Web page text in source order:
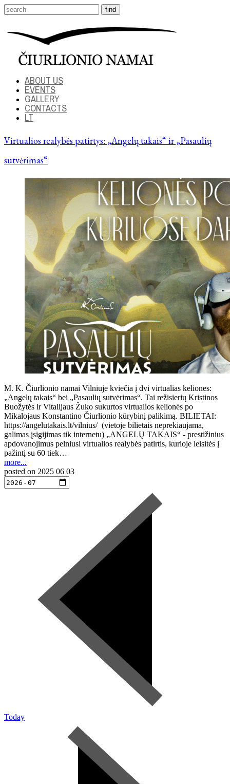
ABOUT US
EVENTS
GALLERY
CONTACTS
LT
Virtualios realybės patirtys: „Angelų takais“ ir „Pasaulių
sutvėrimas“
M. K. Čiurlionio namai Vilniuje kviečia į dvi virtualias keliones:
„Angelų takais“ bei „Pasaulių sutvėrimas“. Tai režisierių Kristinos
Buožytės ir Vitalijaus Žuko sukurtos virtualios kelionės po
Mikalojaus Konstantino Čiurlionio kūrybinį palikimą. BILIETAI:
https://angelutakais.lt/vilnius/ (vietoje bilietais neprekiaujama,
galimas įsigijimas tik internetu) „ANGELŲ TAKAIS“ - prestižinius
apdovanojimus pelniusi virtualios realybės patirtis, kurioje leisitės į
pažintį su 60 tiek…
more...
posted on 2025 06 03
Today